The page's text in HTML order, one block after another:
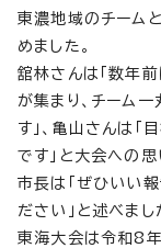
東濃地域のチーム
めました。
舘林さんは「数年
が集まり、チーム
す」、亀山さんは
です」と大会への思
市長は「ぜひいい
ださい」と述べまし
東海大会は令和8